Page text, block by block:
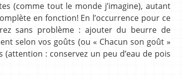
(comme tout le monde j’imagine), autant
en fonction! En l’occurrence pour ce
sans problème : ajouter du beurre de
selon vos goûts (ou « Chacun son goût »
: conservez un peu d’eau de pois